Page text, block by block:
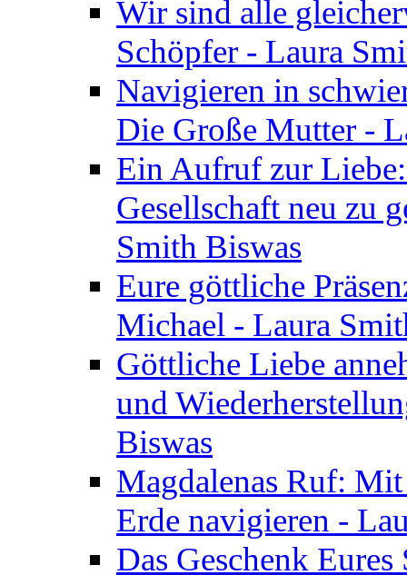
Wir sind alle
Schöpfer - Laura
Navigieren in
Die Große Mutter -
Ein Aufruf zur
Gesellschaft neu zu
Smith Biswas
Eure göttliche
Michael - Laura
Göttliche Liebe
und
Biswas
Magdalenas Ruf:
Erde navigieren -
Das Geschenk